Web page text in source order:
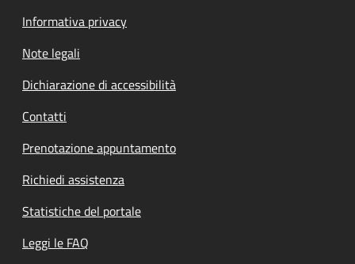
Informativa privacy
Note legali
Dichiarazione di accessibilità
Contatti
Prenotazione appuntamento
Richiedi assistenza
Statistiche del portale
Leggi le FAQ